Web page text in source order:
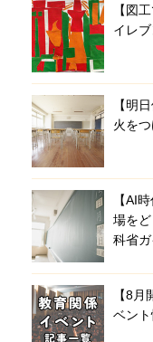
【図
イレ
【明
火を
【AI
場を
科省
【8
ベン